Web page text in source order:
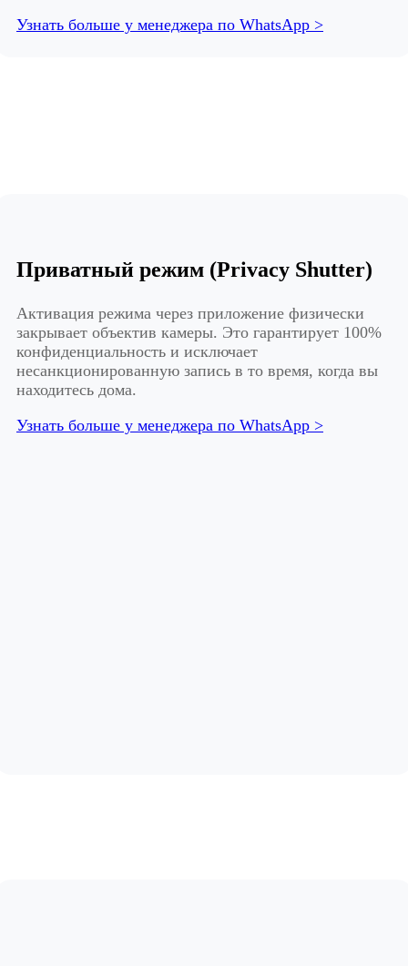
Узнать больше у менеджера по WhatsApp >
Приватный режим (Privacy Shutter)
Активация режима через приложение физически
закрывает объектив камеры. Это гарантирует 100%
конфиденциальность и исключает
несанкционированную запись в то время, когда вы
находитесь дома.
Узнать больше у менеджера по WhatsApp >